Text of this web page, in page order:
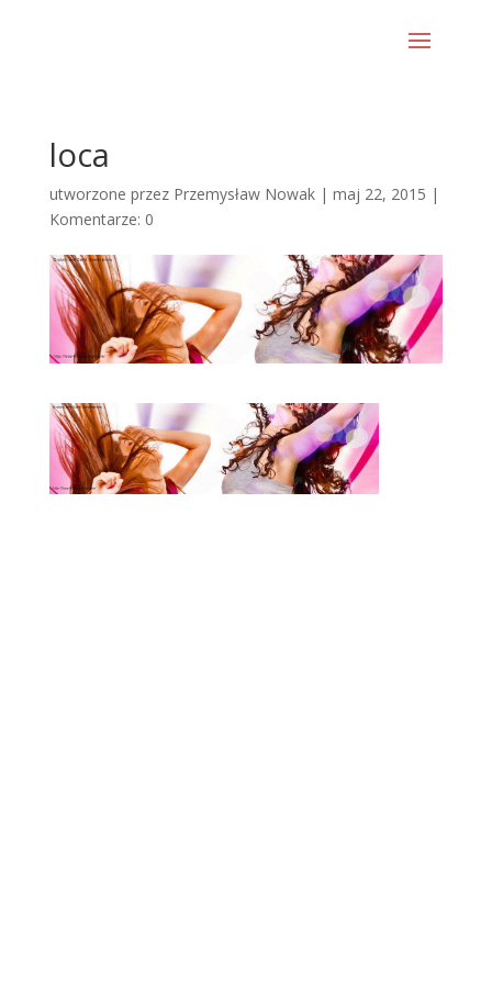
loca
utworzone przez Przemysław Nowak| maj 22, 2015 |
Komentarze: 0